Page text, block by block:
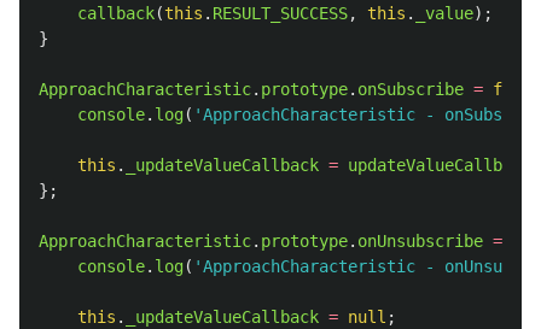
callback(this . RESULT_SUCCESS, this . _value);
}
ApproachCharacteristic. prototype. onSubscribe =
console. log( 'ApproachCharacteristic -
this . _updateValueCallback = updateValueCallback
};
ApproachCharacteristic. prototype. onUnsubscribe =
console. log( 'ApproachCharacteristic -
this . _updateValueCallback = null ;